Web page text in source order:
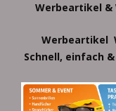
Werbeartikel
Werbeartikel
Schnell, einfach